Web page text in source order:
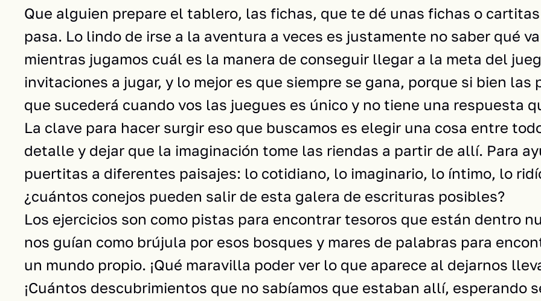
Que alguien prepare el tablero, las fichas, que te dé unas fichas o
pasa. Lo lindo de irse a la aventura a veces es justamente no saber qué
mientras jugamos cuál es la manera de conseguir llegar a la meta del
invitaciones a jugar, y lo mejor es que siempre se gana, porque si bien
que sucederá cuando vos las juegues es único y no tiene una respuesta
La clave para hacer surgir eso que buscamos es elegir una cosa entre
detalle y dejar que la imaginación tome las riendas a partir de allí. Para
puertitas a diferentes paisajes: lo cotidiano, lo imaginario, lo íntimo, lo
¿cuántos conejos pueden salir de esta galera de escrituras posibles?
Los ejercicios son como pistas para encontrar tesoros que están dentro
nos guían como brújula por esos bosques y mares de palabras para
un mundo propio. ¡Qué maravilla poder ver lo que aparece al dejarnos
¡Cuántos descubrimientos que no sabíamos que estaban allí, esperando